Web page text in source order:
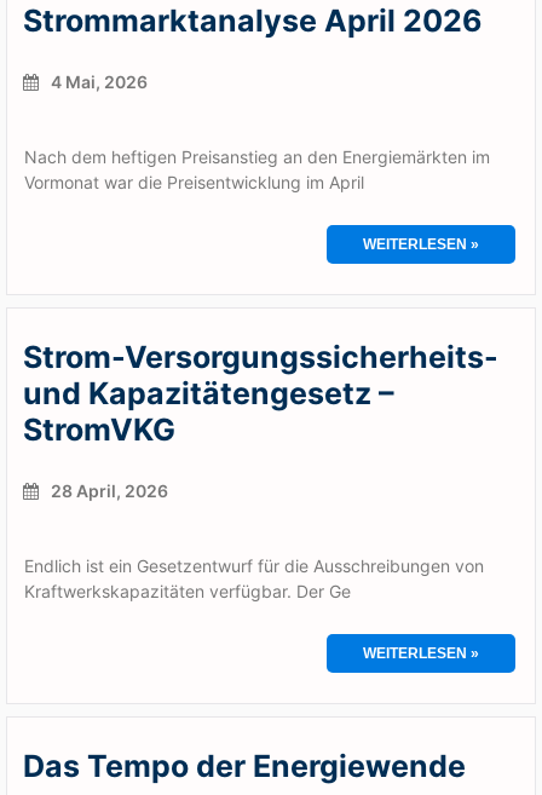
Strommarktanalyse April 2026
4 Mai, 2026
Nach dem heftigen Preisanstieg an den Energiemärkten im
Vormonat war die Preisentwicklung im April
WEITERLESEN »
Strom-Versorgungssicherheits-
und Kapazitätengesetz –
StromVKG
28 April, 2026
Endlich ist ein Gesetzentwurf für die Ausschreibungen von
Kraftwerkskapazitäten verfügbar. Der Ge
WEITERLESEN »
Das Tempo der Energiewende